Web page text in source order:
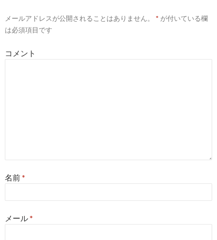
シ
ン
メールアドレスが公開されることはありません。 * が付いている欄
は必須項目です
コメント
名前*
メール*